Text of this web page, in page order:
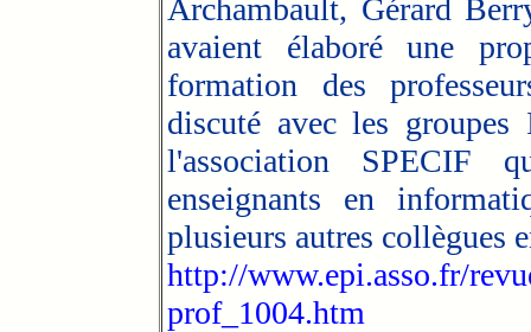
Archambault, Gérard
avaient élaboré une
formation des
discuté avec les
l'association SPECIF
enseignants en
plusieurs autres collègues
http://www.epi.asso.fr/
prof_1004.htm